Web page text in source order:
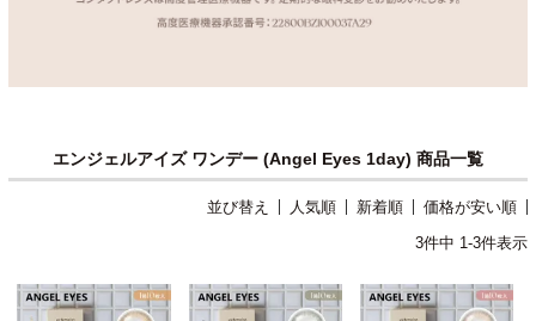
エンジェルアイズ ワンデー (Angel Eyes 1day) 商品一覧
並び替え 人気順 新着順
価格が安い順
3件中 1 -3件表示